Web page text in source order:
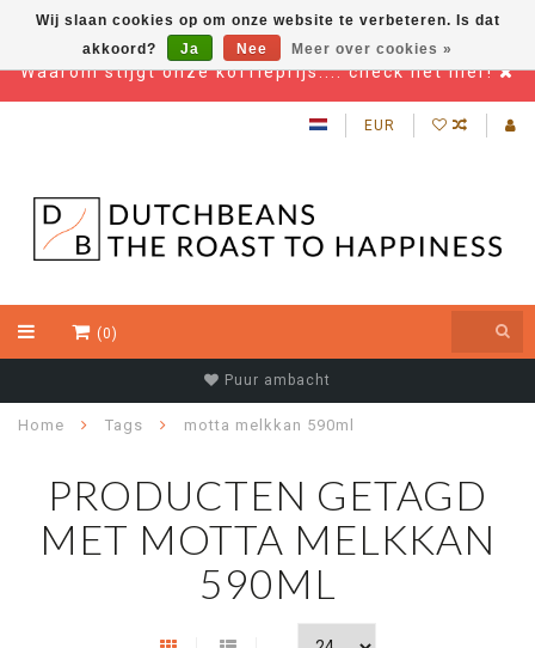
Waarom stijgt onze koffieprijs.... check het hier!
EUR
(0)
Puur ambacht
Home Tags motta melkkan 590ml
PRODUCTEN GETAGD
MET MOTTA MELKKAN
590ML
Wij slaan cookies op om onze website te verbeteren. Is dat
akkoord?
Ja Nee Meer over cookies »